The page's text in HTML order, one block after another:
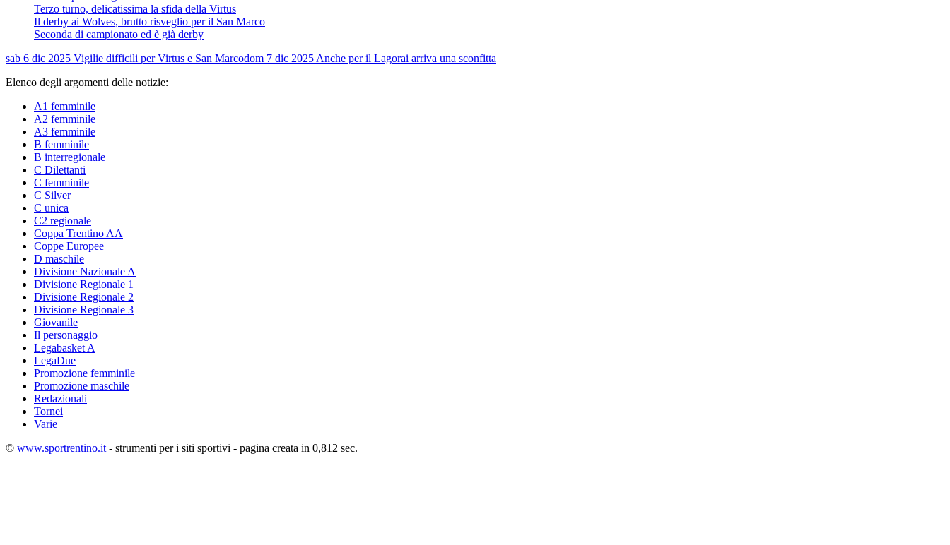
Terzo turno, delicatissima la sfida della Virtus
Il derby ai Wolves, brutto risveglio per il San Marco
Seconda di campionato ed è già derby
sab 6 dic 2025 Vigilie difficili per Virtus e San Marcodom 7 dic 2025 Anche per il Lagorai arriva una sconfitta
Elenco degli argomenti delle notizie:
A1 femminile
A2 femminile
A3 femminile
B femminile
B interregionale
C Dilettanti
C femminile
C Silver
C unica
C2 regionale
Coppa Trentino AA
Coppe Europee
D maschile
Divisione Nazionale A
Divisione Regionale 1
Divisione Regionale 2
Divisione Regionale 3
Giovanile
Il personaggio
Legabasket A
LegaDue
Promozione femminile
Promozione maschile
Redazionali
Tornei
Varie
© www.sportrentino.it - strumenti per i siti sportivi - pagina creata in 0,812 sec.